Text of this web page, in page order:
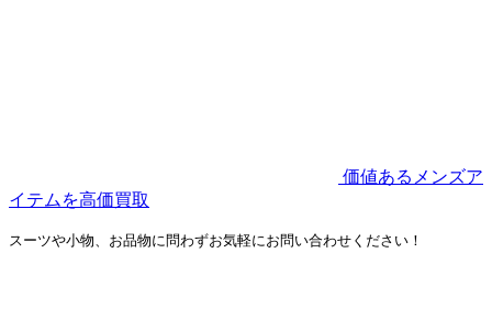
価値あるメンズア
イテムを高価買取
スーツや小物、お品物に問わずお気軽にお問い合わせください！